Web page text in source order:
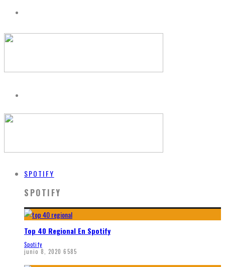
SPOTIFY
SPOTIFY
Top 40 Regional En Spotify
Spotify
junio 8, 2020 6585